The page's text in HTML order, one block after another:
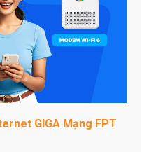
GIGA Mạng FPT